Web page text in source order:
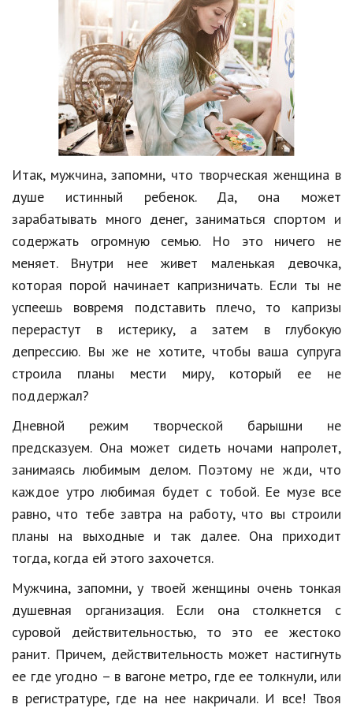
Красота и здоровье
Hi-Tech. Интернет
Авто, мото
Дом и сад
Недвижимость
Спорт и фитнес
Психология и отношения
Творчество и рукоделие
Разное
Работа и бизнес
Животные
Еда и напитки
Праздники и подарки
Кинематограф
Домашние животные
Семья и дети
Путешествия
Строительство
Культура и общество
Мода и стиль
Бизнес
Итак, мужчина, запомни, что творческая женщина в
душе истинный ребенок. Да, она может
зарабатывать много денег, заниматься спортом и
содержать огромную семью. Но это ничего не
меняет. Внутри нее живет маленькая девочка,
которая порой начинает капризничать. Если ты не
успеешь вовремя подставить плечо, то капризы
перерастут в истерику, а затем в глубокую
депрессию. Вы же не хотите, чтобы ваша супруга
строила планы мести миру, который ее не
поддержал?
Дневной режим творческой барышни не
предсказуем. Она может сидеть ночами напролет,
занимаясь любимым делом. Поэтому не жди, что
каждое утро любимая будет с тобой. Ее музе все
равно, что тебе завтра на работу, что вы строили
планы на выходные и так далее. Она приходит
тогда, когда ей этого захочется.
Мужчина, запомни, у твоей женщины очень тонкая
душевная организация. Если она столкнется с
суровой действительностью, то это ее жестоко
ранит. Причем, действительность может настигнуть
ее где угодно – в вагоне метро, где ее толкнули, или
в регистратуре, где на нее накричали. И все! Твоя